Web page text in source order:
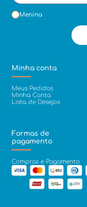
Menina
Minha conta
Meus Pedidos
Minha Conta
Lista de Desejos
Formas de
pagamento
Compras e Pagamento